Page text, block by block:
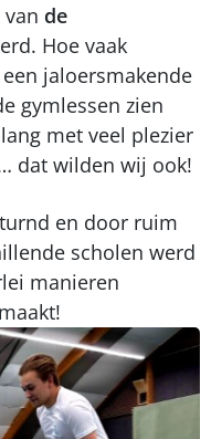
de
Hoe vaak
jaloersmakende
gymlessen zien
met veel plezier
dat wilden wij ook!
en door ruim
scholen werd
manieren